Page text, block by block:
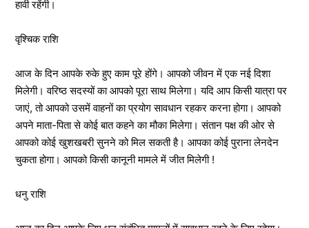
हावी रहेंगी।
वृश्चिक राशि
आज के दिन आपके रुके हुए काम पूरे होंगे। आपको जीवन में एक नई दिशा
मिलेगी। वरिष्ठ सदस्यों का आपको पूरा साथ मिलेगा। यदि आप किसी यात्रा पर
जाएं, तो आपको उसमें वाहनों का प्रयोग सावधान रहकर करना होगा। आपको
अपने माता-पिता से कोई बात कहने का मौका मिलेगा। संतान पक्ष की ओर से
आपको कोई खुशखबरी सुनने को मिल सकती है। आपका कोई पुराना लेनदेन
चुकता होगा। आपको किसी कानूनी मामले में जीत मिलेगी !
धनु राशि